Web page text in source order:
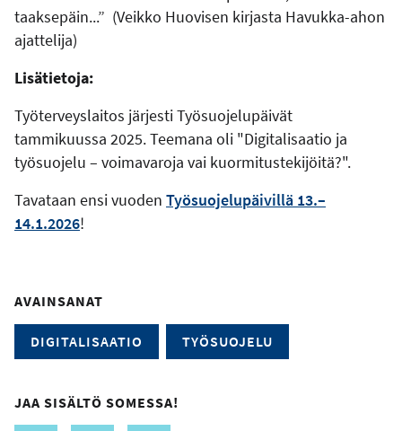
taaksepäin...” (Veikko Huovisen kirjasta Havukka-ahon
ajattelija)
Lisätietoja:
Työterveyslaitos järjesti Työsuojelupäivät
tammikuussa 2025. Teemana oli "Digitalisaatio ja
työsuojelu – voimavaroja vai kuormitustekijöitä?".
Tavataan ensi vuoden Työsuojelupäivillä 13.–
14.1.2026!
AVAINSANAT
DIGITALISAATIO TYÖSUOJELU
JAA SISÄLTÖ SOMESSA!